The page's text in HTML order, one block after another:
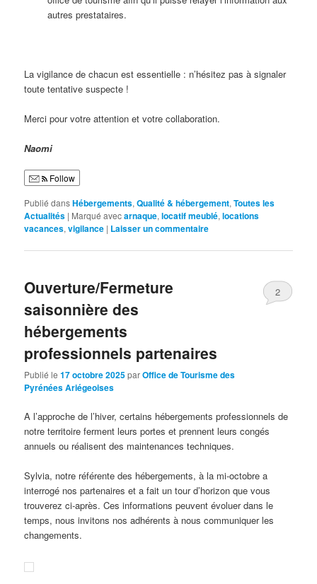
autres prestataires.
La vigilance de chacun est essentielle : n’hésitez pas à signaler
toute tentative suspecte !
Merci pour votre attention et votre collaboration.
Naomi
Follow
Publié dansHébergements,Qualité & hébergement,Toutes les
Actualités | Marqué avecarnaque,locatif meublé,locations
vacances,vigilance | Laisser un commentaire
Ouverture/Fermeture
saisonnière des
hébergements
professionnels partenaires
Publié le17 octobre 2025parOffice de Tourisme des
Pyrénées Ariégeoises
2
A l’approche de l’hiver, certains hébergements professionnels de
notre territoire ferment leurs portes et prennent leurs congés
annuels ou réalisent des maintenances techniques.
Sylvia, notre référente des hébergements, à la mi-octobre a
interrogé nos partenaires et a fait un tour d’horizon que vous
trouverez ci-après. Ces informations peuvent évoluer dans le
temps, nous invitons nos adhérents à nous communiquer les
changements.